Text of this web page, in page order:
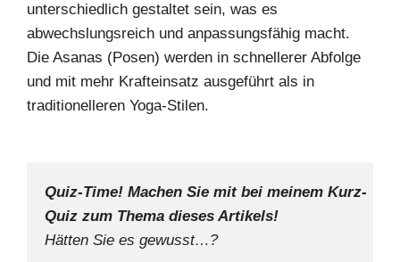
unterschiedlich gestaltet sein, was es
abwechslungsreich und anpassungsfähig macht.
Die Asanas (Posen) werden in schnellerer Abfolge
und mit mehr Krafteinsatz ausgeführt als in
traditionelleren Yoga-Stilen.
Quiz-Time! Machen Sie mit bei meinem Kurz-
Quiz zum Thema dieses Artikels!
Hätten Sie es gewusst…?